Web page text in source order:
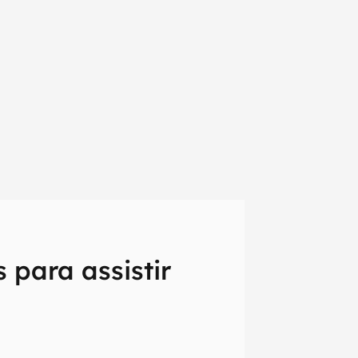
para assistir
primeira